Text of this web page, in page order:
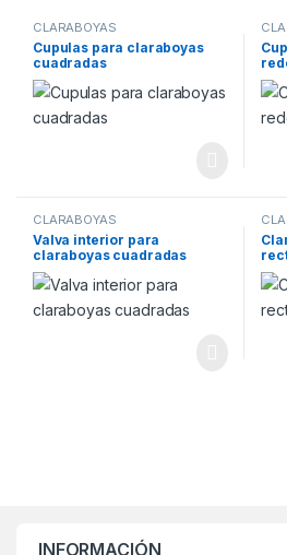
CLARABOYAS
Cupulas para claraboyas
cuadradas
CLARABOYAS
Valva interior para
claraboyas cuadradas
INFORMACIÓN